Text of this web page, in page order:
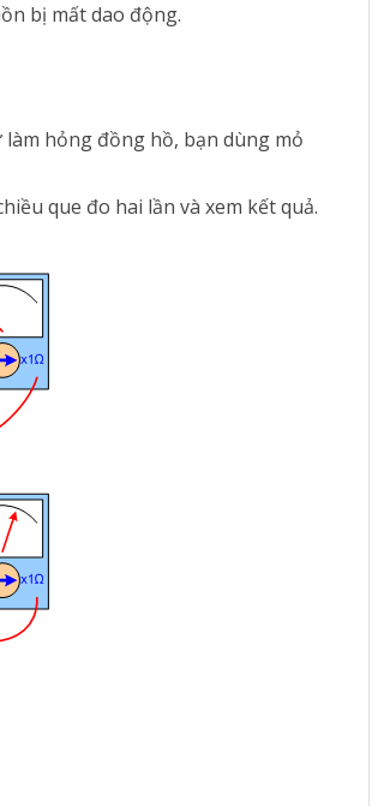
bị mất dao động.
hỏng đồng hồ, bạn dùng mỏ
que đo hai lần và xem kết quả.